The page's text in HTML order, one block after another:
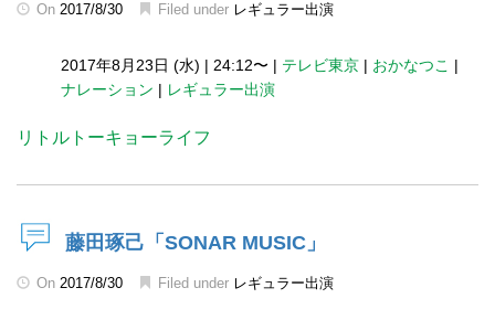
On 2017/8/30 Filed under レギュラー出演
2017年8月23日 (水) | 24:12〜 | テレビ東京 | おかなつこ |
ナレーション | レギュラー出演
リトルトーキョーライフ
藤田琢己「SONAR MUSIC」
On 2017/8/30 Filed under レギュラー出演